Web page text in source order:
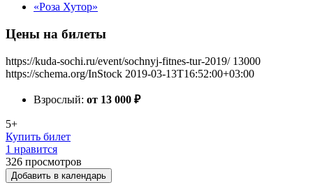
«Роза Хутор»
Цены на билеты
https://kuda-sochi.ru/event/sochnyj-fitnes-tur-2019/ 13000
https://schema.org/InStock 2019-03-13T16:52:00+03:00
Взрослый: от 13 000 ₽
5+
Купить билет
1 нравится
326 просмотров
Добавить в календарь